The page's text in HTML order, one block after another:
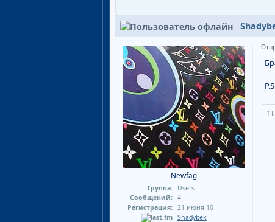
Newfag
Группа:
Users
Сообщений:
4
Регистрация:
21 июня 10
Shadybek
I